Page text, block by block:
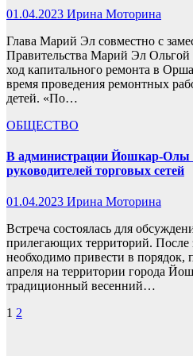
01.04.2023 Ирина Моторина
Глава Марий Эл совместно с
Правительства Марий Эл Ольгой
ход капитального ремонта в
время проведения ремонтных
детей. «По…
ОБЩЕСТВО
В администрации Йошкар-Олы
руководителей торговых сетей
01.04.2023 Ирина Моторина
Встреча состоялась для
прилегающих территорий. После
необходимо привести в порядок,
апреля на территории города
традиционный весенний…
Пагинация
1 2